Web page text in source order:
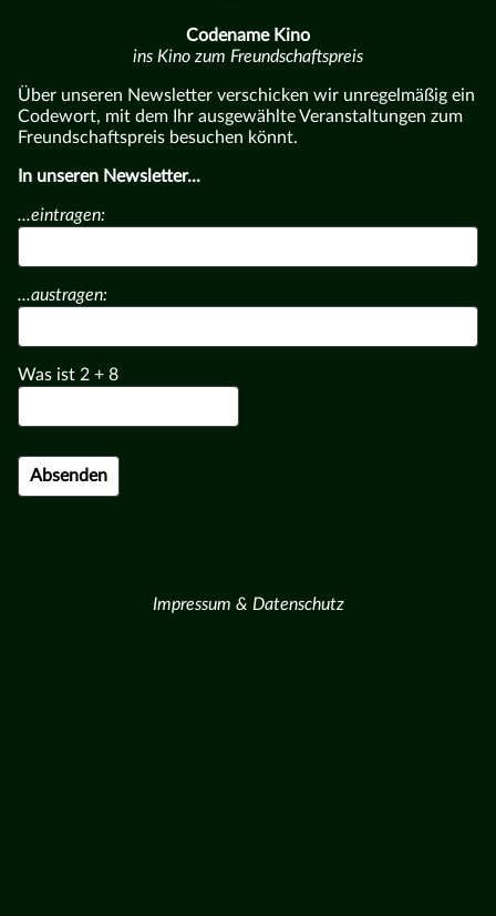
Codename Kino
ins Kino zum Freundschaftspreis
Über unseren Newsletter verschicken wir unregelmäßig ein
Codewort, mit dem Ihr ausgewählte Veranstaltungen zum
Freundschaftspreis besuchen könnt.
In unseren Newsletter...
...eintragen:
...austragen:
Was ist 2 + 8
Impressum & Datenschutz